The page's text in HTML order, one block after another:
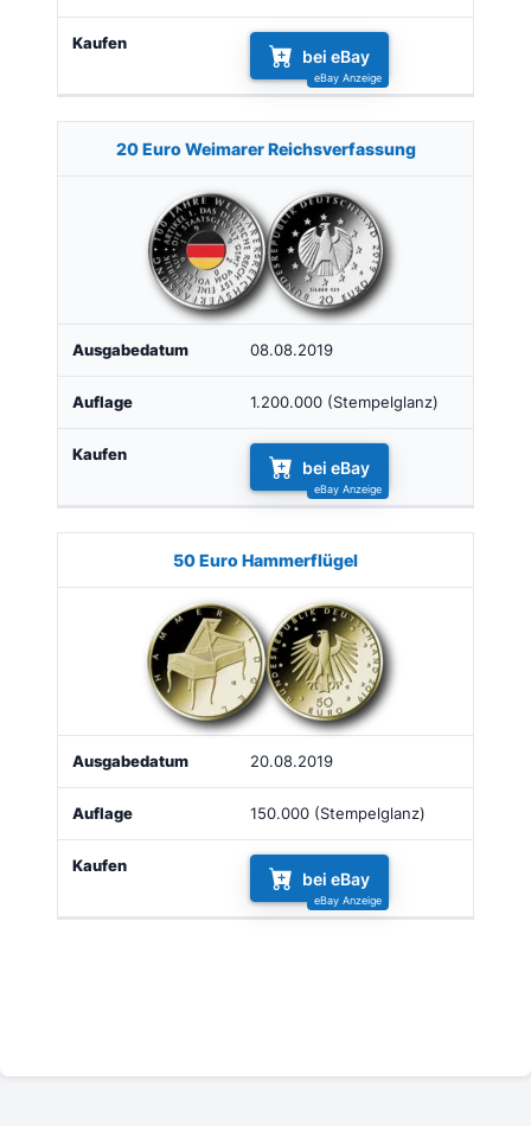
bei eBay
20 Euro Weimarer Reichsverfassung
08.08.2019
1.200.000 (Stempelglanz)
bei eBay
50 Euro Hammerflügel
20.08.2019
150.000 (Stempelglanz)
bei eBay